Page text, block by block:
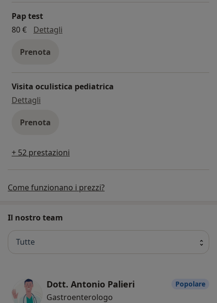
Pap test
80 €
Dettagli
Prenota
Visita oculistica pediatrica
Dettagli
Prenota
+ 52 prestazioni
Come funzionano i prezzi?
Il nostro team
Tutte
Dott. Antonio Palieri
Gastroenterologo
Popolare